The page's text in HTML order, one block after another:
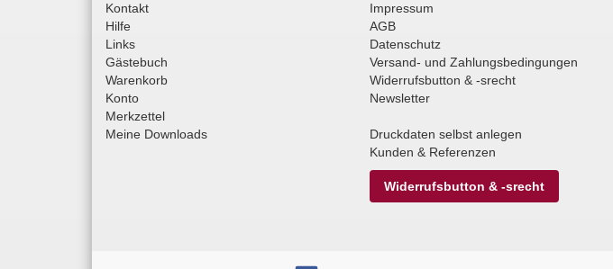
Kontakt
Hilfe
Links
Gästebuch
Warenkorb
Konto
Merkzettel
Meine Downloads
Impressum
AGB
Datenschutz
Versand- und Zahlungsbedingungen
Widerrufsbutton & -srecht
Newsletter
Druckdaten selbst anlegen
Kunden & Referenzen
Widerrufsbutton & -srecht